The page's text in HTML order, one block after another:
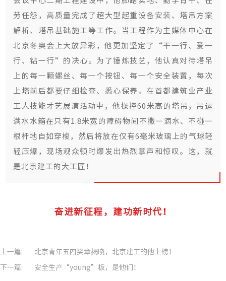
劳任怨，高质量完成了超大型起重设备安装、塔吊方案
解析、塔吊基础施工等工作。当工程作为主媒体中心在
北京冬奥会上大放异彩，他更加坚定了“干一行、爱一
行、钻一行”的决心。为了锤炼技艺，他认真对待塔吊
上的每一颗螺丝、每一个按钮、每一个安全装置，每次
上塔前后都要仔细检查、悉心保养。在首都建筑业产业
工人技能才艺展演活动中，他操控60米高的塔吊，吊运
满水水箱在只有1.8米宽的障碍物间不撒一滴水、不碰一
根杆地自如穿梭，然后将放在仅有6毫米玻璃上的气球轻
轻压爆，现场观众顿时爆发出热烈掌声和惊叹。这，就
是北京建工的大工匠！
奋进新征程，建功新时代！
上一篇: 北京青年五四奖章揭晓，北京建工的他上榜！
下一篇: 安全生产“young”板，是他们！